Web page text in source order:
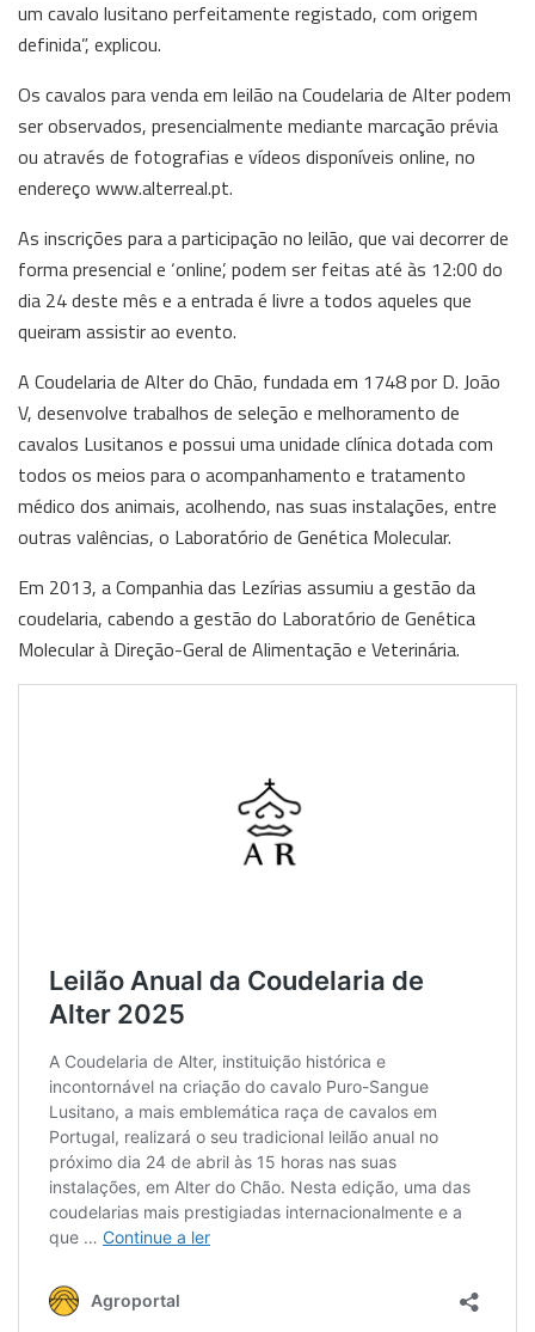
um cavalo lusitano perfeitamente registado, com origem
definida”, explicou.
Os cavalos para venda em leilão na Coudelaria de Alter podem
ser observados, presencialmente mediante marcação prévia
ou através de fotografias e vídeos disponíveis online, no
endereço www.alterreal.pt.
As inscrições para a participação no leilão, que vai decorrer de
forma presencial e ‘online’, podem ser feitas até às 12:00 do
dia 24 deste mês e a entrada é livre a todos aqueles que
queiram assistir ao evento.
A Coudelaria de Alter do Chão, fundada em 1748 por D. João
V, desenvolve trabalhos de seleção e melhoramento de
cavalos Lusitanos e possui uma unidade clínica dotada com
todos os meios para o acompanhamento e tratamento
médico dos animais, acolhendo, nas suas instalações, entre
outras valências, o Laboratório de Genética Molecular.
Em 2013, a Companhia das Lezírias assumiu a gestão da
coudelaria, cabendo a gestão do Laboratório de Genética
Molecular à Direção-Geral de Alimentação e Veterinária.